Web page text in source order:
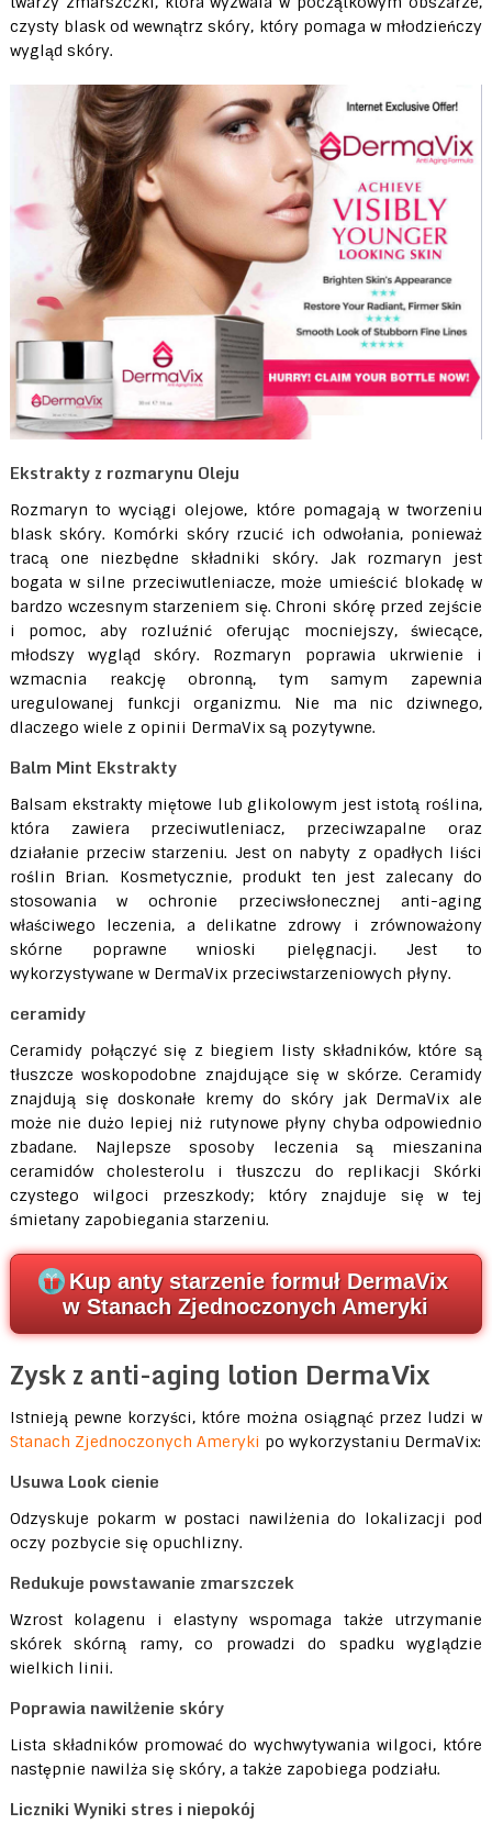
czysty blask od wewnątrz skóry, który pomaga w młodzieńczy
wygląd skóry.
Ekstrakty z rozmarynu Oleju
Rozmaryn to wyciągi olejowe, które pomagają w tworzeniu
blask skóry. Komórki skóry rzucić ich odwołania, ponieważ
tracą one niezbędne składniki skóry. Jak rozmaryn jest
bogata w silne przeciwutleniacze, może umieścić blokadę w
bardzo wczesnym starzeniem się. Chroni skórę przed zejście
i pomoc, aby rozluźnić oferując mocniejszy, świecące,
młodszy wygląd skóry. Rozmaryn poprawia ukrwienie i
wzmacnia reakcję obronną, tym samym zapewnia
uregulowanej funkcji organizmu. Nie ma nic dziwnego,
dlaczego wiele z opinii DermaVix są pozytywne.
Balm Mint Ekstrakty
Balsam ekstrakty miętowe lub glikolowym jest istotą roślina,
która zawiera przeciwutleniacz, przeciwzapalne oraz
działanie przeciw starzeniu. Jest on nabyty z opadłych liści
roślin Brian. Kosmetycznie, produkt ten jest zalecany do
stosowania w ochronie przeciwsłonecznej anti-aging
właściwego leczenia, a delikatne zdrowy i zrównoważony
skórne poprawne wnioski pielęgnacji. Jest to
wykorzystywane w DermaVix przeciwstarzeniowych płyny.
ceramidy
Ceramidy połączyć się z biegiem listy składników, które są
tłuszcze woskopodobne znajdujące się w skórze. Ceramidy
znajdują się doskonałe kremy do skóry jak DermaVix ale
może nie dużo lepiej niż rutynowe płyny chyba odpowiednio
zbadane. Najlepsze sposoby leczenia są mieszanina
ceramidów cholesterolu i tłuszczu do replikacji Skórki
czystego wilgoci przeszkody; który znajduje się w tej
śmietany zapobiegania starzeniu.
Kup anty starzenie formuł DermaVix
w Stanach Zjednoczonych Ameryki
Zysk z anti-aging lotion DermaVix
Istnieją pewne korzyści, które można osiągnąć przez ludzi w
Stanach Zjednoczonych Ameryki po wykorzystaniu DermaVix:
Usuwa Look cienie
Odzyskuje pokarm w postaci nawilżenia do lokalizacji pod
oczy pozbycie się opuchlizny.
Redukuje powstawanie zmarszczek
Wzrost kolagenu i elastyny ​​wspomaga także utrzymanie
skórek skórną ramy, co prowadzi do spadku wyglądzie
wielkich linii.
Poprawia nawilżenie skóry
Lista składników promować do wychwytywania wilgoci, które
następnie nawilża się skóry, a także zapobiega podziału.
Liczniki Wyniki stres i niepokój